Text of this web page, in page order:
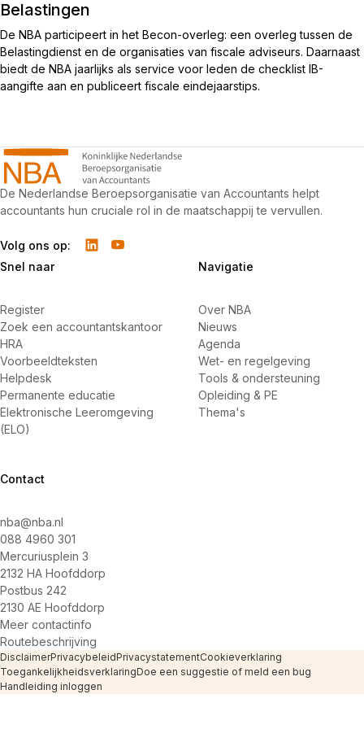
Belastingen
De NBA participeert in het Becon-overleg: een overleg tussen de
Belastingdienst en de organisaties van fiscale adviseurs. Daarnaast
biedt de NBA jaarlijks als service voor leden de checklist IB-
aangifte aan en publiceert fiscale eindejaarstips.
De Nederlandse Beroepsorganisatie van Accountants helpt
accountants hun cruciale rol in de maatschappij te vervullen.
Volg ons op:
Snel naar
Register
Zoek een accountantskantoor
HRA
Voorbeeldteksten
Helpdesk
Permanente educatie
Elektronische Leeromgeving
(ELO)
Navigatie
Over NBA
Nieuws
Agenda
Wet- en regelgeving
Tools & ondersteuning
Opleiding & PE
Thema's
Contact
nba@nba.nl
088 4960 301
Mercuriusplein 3
2132 HA Hoofddorp
Postbus 242
2130 AE Hoofddorp
Meer contactinfo
Routebeschrijving
DisclaimerPrivacybeleidPrivacystatementCookieverklaring
ToegankelijkheidsverklaringDoe een suggestie of meld een bug
Handleiding inloggen